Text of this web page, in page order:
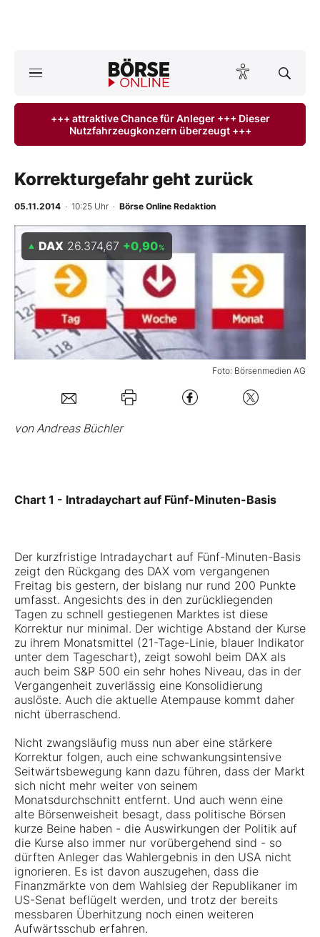
Anlageprodukte
Finanz-Check
Abo & Shop
BO-Musterdepots
Experten
Mein B:O
Mein Konto
Folgen Sie uns
+++ attraktive Chance für Anleger +++ Dieser
Nutzfahrzeugkonzern überzeugt +++
Korrekturgefahr geht zurück
05.11.2014 · 10:25 Uhr · Börse Online Redaktion
Foto: Börsenmedien AG
DAX 26.374,67 +0,90%
von Andreas Büchler
Chart 1 - Intradaychart auf Fünf-Minuten-Basis
Der kurzfristige Intradaychart auf Fünf-Minuten-Basis
zeigt den Rückgang des DAX vom vergangenen
Freitag bis gestern, der bislang nur rund 200 Punkte
umfasst. Angesichts des in den zurückliegenden
Tagen zu schnell gestiegenen Marktes ist diese
Korrektur nur minimal. Der wichtige Abstand der Kurse
zu ihrem Monatsmittel (21-Tage-Linie, blauer Indikator
unter dem Tageschart), zeigt sowohl beim DAX als
auch beim S&P 500 ein sehr hohes Niveau, das in der
Vergangenheit zuverlässig eine Konsolidierung
auslöste. Auch die aktuelle Atempause kommt daher
nicht überraschend.
Nicht zwangsläufig muss nun aber eine stärkere
Korrektur folgen, auch eine schwankungsintensive
Seitwärtsbewegung kann dazu führen, dass der Markt
sich nicht mehr weiter von seinem
Monatsdurchschnitt entfernt. Und auch wenn eine
alte Börsenweisheit besagt, dass politische Börsen
kurze Beine haben - die Auswirkungen der Politik auf
die Kurse also immer nur vorübergehend sind - so
dürften Anleger das Wahlergebnis in den USA nicht
ignorieren. Es ist davon auszugehen, dass die
Finanzmärkte von dem Wahlsieg der Republikaner im
US-Senat beflügelt werden, und trotz der bereits
messbaren Überhitzung noch einen weiteren
Aufwärtsschub erfahren.